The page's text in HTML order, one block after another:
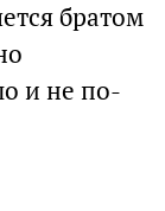
братом
и не по-